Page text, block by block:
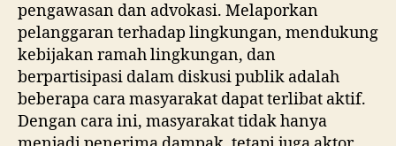
pengawasan dan advokasi. Melaporkan
pelanggaran terhadap lingkungan, mendukung
kebijakan ramah lingkungan, dan
berpartisipasi dalam diskusi publik adalah
beberapa cara masyarakat dapat terlibat aktif.
Dengan cara ini, masyarakat tidak hanya